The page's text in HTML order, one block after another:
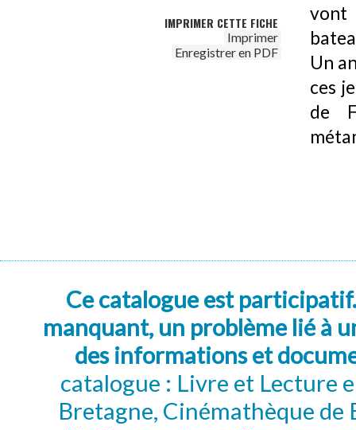
IMPRIMER CETTE FICHE
Imprimer
Enregistrer en PDF
vont
Un
ces
de
Ce catalogue est
manquant, un problème lié à
des informations et
catalogue : Livre et Lecture
Bretagne, Cinémathèque de